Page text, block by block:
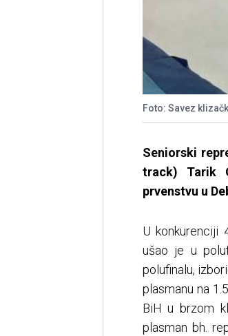
Foto: Savez
Seniorski
track) Tarik
prvenstvu u
U konkurenciji
ušao je u
polufinalu,
plasmanu na
BiH u brzom
plasman bh.